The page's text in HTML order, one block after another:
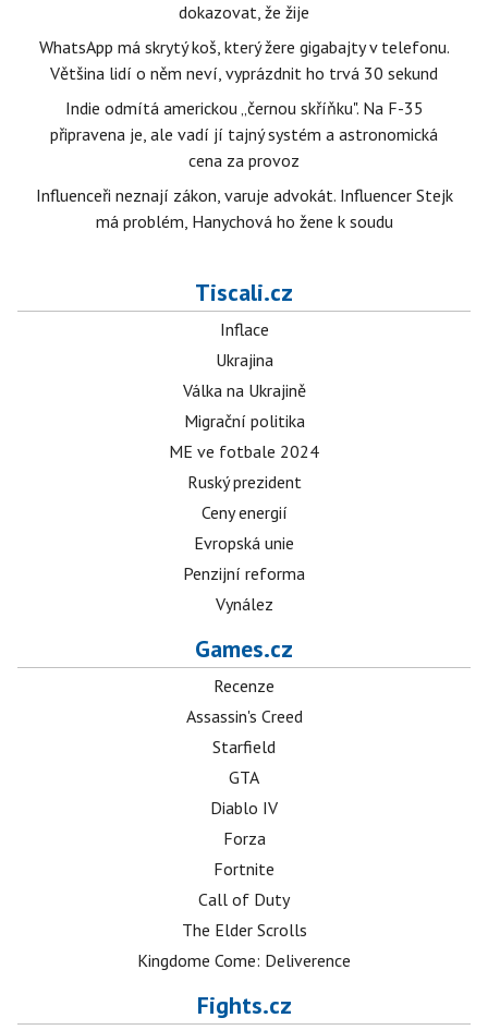
dokazovat, že žije
WhatsApp má skrytý koš, který žere gigabajty v telefonu.
Většina lidí o něm neví, vyprázdnit ho trvá 30 sekund
Indie odmítá americkou „černou skříňku". Na F-35
připravena je, ale vadí jí tajný systém a astronomická
cena za provoz
Influenceři neznají zákon, varuje advokát. Influencer Stejk
má problém, Hanychová ho žene k soudu
Tiscali.cz
Inflace
Ukrajina
Válka na Ukrajině
Migrační politika
ME ve fotbale 2024
Ruský prezident
Ceny energií
Evropská unie
Penzijní reforma
Vynález
Games.cz
Recenze
Assassin's Creed
Starfield
GTA
Diablo IV
Forza
Fortnite
Call of Duty
The Elder Scrolls
Kingdome Come: Deliverence
Fights.cz